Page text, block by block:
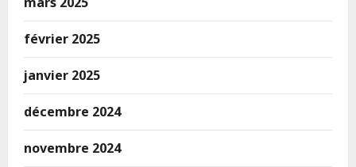
février 2025
janvier 2025
décembre 2024
novembre 2024